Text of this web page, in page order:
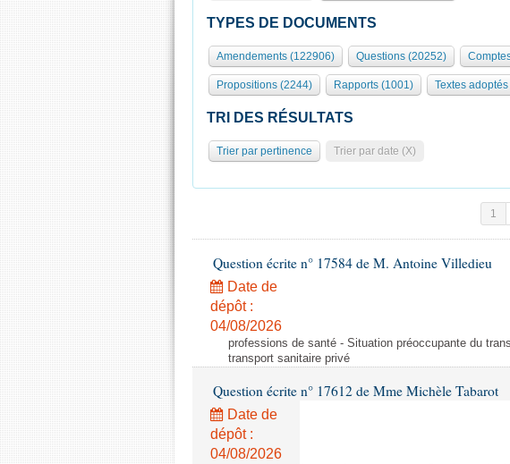
TYPES DE DOCUMENTS
Amendements (122906) Questions (20252)
Propositions (2244) Rapports (1001) Textes
TRI DES RÉSULTATS
Trier par pertinence Trier par date (X)
1
Question écrite n° 17584 de M. Antoine Villedieu
Date de
dépôt :
04/08/2026
professions de santé - Situation préoccupante du
transport sanitaire privé
Question écrite n° 17612 de Mme Michèle Tabarot
Date de
dépôt :
04/08/2026